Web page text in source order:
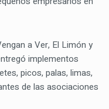
a Ver, El Limón y
implementos
picos, palas, limas,
de las asociaciones